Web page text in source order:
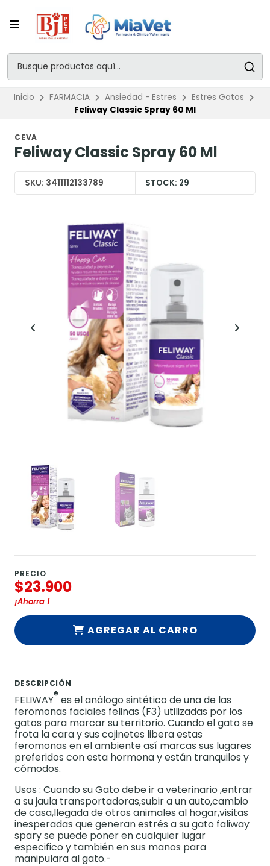
Inicio FARMACIA Ansiedad - Estres
Estres Gatos
Feliway Classic Spray 60 Ml
CEVA
Feliway Classic Spray 60 Ml
SKU: 3411112133789 STOCK: 29
PRECIO
$23.900
¡Ahorra !
AGREGAR AL CARRO
DESCRIPCIÓN
FELIWAY® es el análogo sintético de una de las
feromonas faciales felinas (F3) utilizadas por los
gatos para marcar su territorio. Cuando el gato se
frota la cara y sus cojinetes libera estas
feromonas en el ambiente así marcas sus lugares
preferidos con esta hormona y están tranquilos y
cómodos.
Usos : Cuando su Gato debe ir a veterinario ,entrar
a su jaula transportadoras,subir a un auto,cambio
de casa,llegada de otros animales al hogar,visitas
inesperadas que generan estrés a su gato faliway
spary se puede poner en cualquier lugar
especifico y también en sus manos para
manipulara al gato.-